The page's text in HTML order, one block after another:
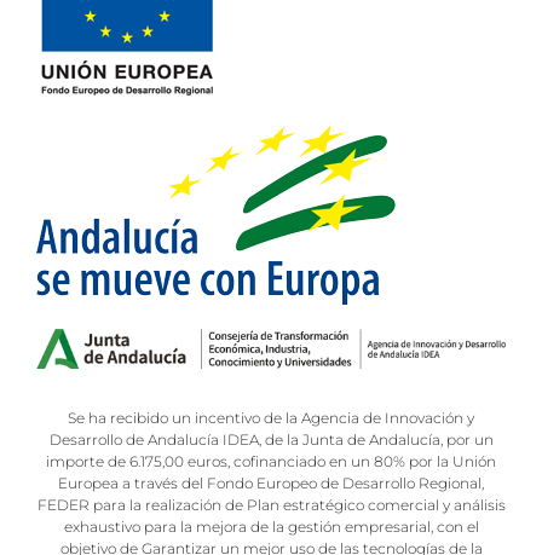
Se ha recibido un incentivo de la Agencia de Innovación y
Desarrollo de Andalucía IDEA, de la Junta de Andalucía, por un
importe de 6.175,00 euros, cofinanciado en un 80% por la Unión
Europea a través del Fondo Europeo de Desarrollo Regional,
FEDER para la realización de Plan estratégico comercial y análisis
exhaustivo para la mejora de la gestión empresarial, con el
objetivo de Garantizar un mejor uso de las tecnologías de la